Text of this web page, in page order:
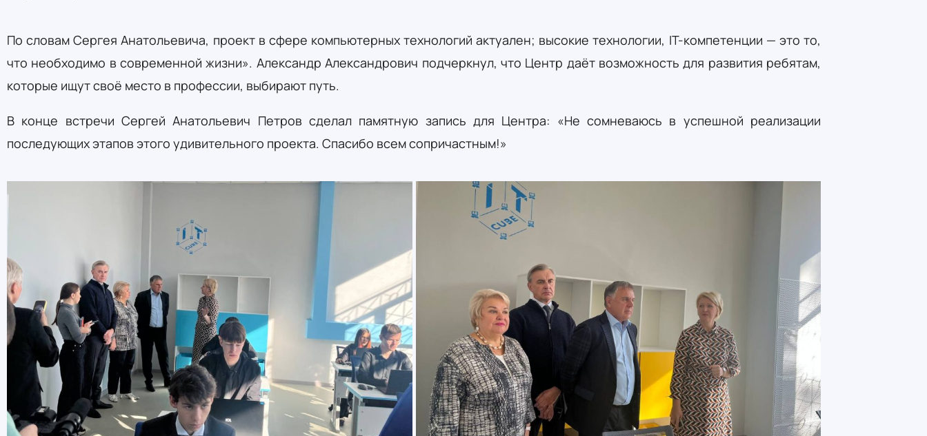
По словам Сергея Анатольевича, проект в сфере компьютерных технологий актуален; высокие технологии, IT-компетенции — это то,
что необходимо в современной жизни». Александр Александрович подчеркнул, что Центр даёт возможность для развития ребятам,
которые ищут своё место в профессии, выбирают путь.
В конце встречи Сергей Анатольевич Петров сделал памятную запись для Центра: «Не сомневаюсь в успешной реализации
последующих этапов этого удивительного проекта. Спасибо всем сопричастным!»